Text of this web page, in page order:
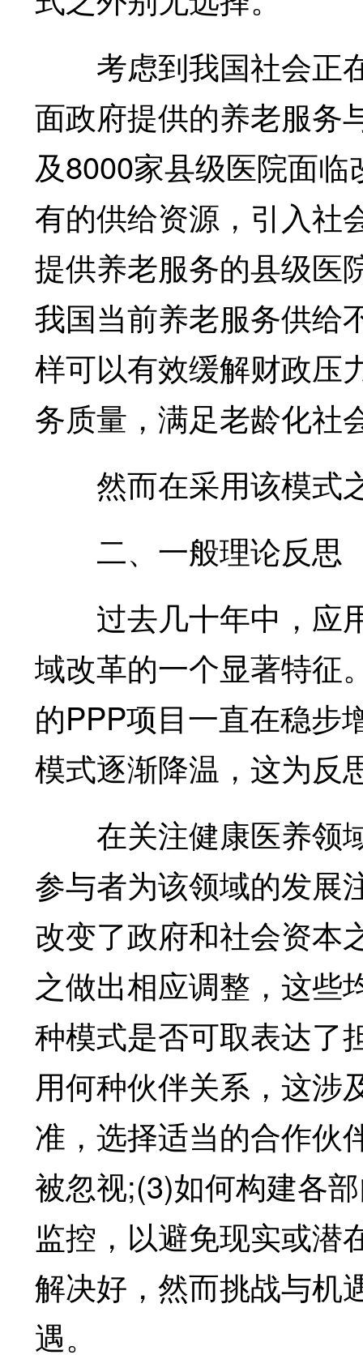
考虑到我国社会正
面政府提供的养老服务
及8000家县级医院面
有的供给资源，引入社
提供养老服务的县级医
我国当前养老服务供给
样可以有效缓解财政压
务质量，满足老龄化社
然而在采用该模式
二、一般理论反思
过去几十年中，应
域改革的一个显著特征
的PPP项目一直在稳步
模式逐渐降温，这为反
在关注健康医养领
参与者为该领域的发展
改变了政府和社会资本
之做出相应调整，这些
种模式是否可取表达了
用何种伙伴关系，这涉
准，选择适当的合作伙
被忽视;(3)如何构建各
监控，以避免现实或潜
解决好，然而挑战与机
遇。